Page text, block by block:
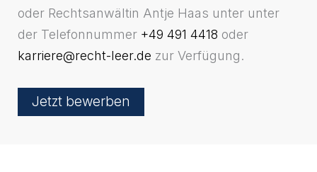
oder Rechtsanwältin Antje Haas unter unter
der Telefonnummer +49 491 4418 oder
karriere@recht-leer.de zur Verfügung.
Jetzt bewerben